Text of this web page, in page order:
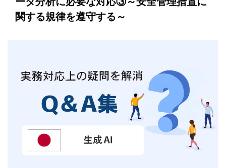
関する規律を遵守する～